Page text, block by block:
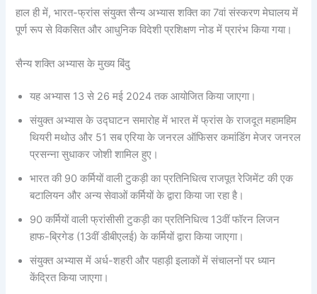
हाल ही में, भारत-फ्रांस संयुक्त सैन्य अभ्यास शक्ति का 7वां संस्करण मेघालय में
पूर्ण रूप से विकसित और आधुनिक विदेशी प्रशिक्षण नोड में प्रारंभ किया गया।
सैन्य शक्ति अभ्यास के मुख्य बिंदु
यह अभ्यास 13 से 26 मई 2024 तक आयोजित किया जाएगा।
संयुक्त अभ्यास के उद्घाटन समारोह में भारत में फ्रांस के राजदूत महामहिम
थियरी मथोउ और 51 सब एरिया के जनरल ऑफिसर कमांडिंग मेजर जनरल
प्रसन्ना सुधाकर जोशी शामिल हुए।
भारत की 90 कर्मियों वाली टुकड़ी का प्रतिनिधित्व राजपूत रेजिमेंट की एक
बटालियन और अन्य सेवाओं कर्मियों के द्वारा किया जा रहा है।
90 कर्मियों वाली फ्रांसीसी टुकड़ी का प्रतिनिधित्व 13वीं फॉरन लिजन
हाफ-ब्रिगेड (13वीं डीबीएलई) के कर्मियों द्वारा किया जाएगा।
संयुक्त अभ्यास में अर्ध-शहरी और पहाड़ी इलाकों में संचालनों पर ध्‍यान
केंद्रित किया जाएगा।